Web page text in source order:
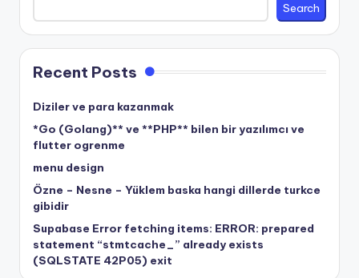
Search
Recent Posts
Diziler ve para kazanmak
*Go (Golang)** ve **PHP** bilen bir yazılımcı ve
flutter ogrenme
menu design
Özne – Nesne – Yüklem baska hangi dillerde turkce
gibidir
Supabase Error fetching items: ERROR: prepared
statement “stmtcache_” already exists
(SQLSTATE 42P05) exit